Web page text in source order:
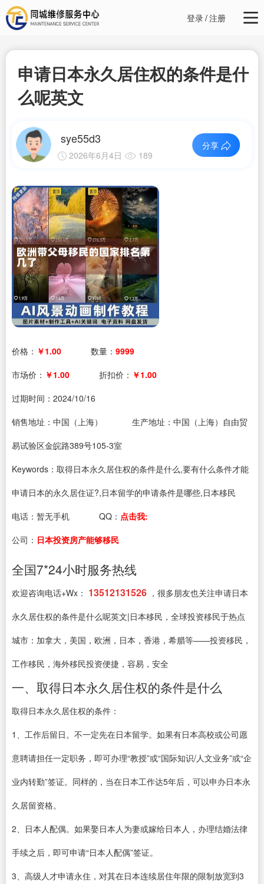
登录/注册
申请日本永久居住权的条件是什
么呢英文
sye55d3
2026年6月4日 189
分享
价格： ￥1.00 数量： 9999
市场价： ￥1.00 折扣价： ￥1.00
过期时间： 2024/10/16
销售地址：中国（上海）
生产地址：中国（上海）自由贸
易试验区金皖路389号105-3室
Keywords：取得日本永久居住权的条件是什么,要有什么条件才能
申请日本的永久居住证?,日本留学的申请条件是哪些,日本移民
电话： 暂无手机 QQ： 点击我:
公司： 日本投资房产能够移民
全国7*24小时服务热线
欢迎咨询电话+Wx： 13512131526 ，很多朋友也关注申请日本
永久居住权的条件是什么呢英文|日本移民，全球投资移民于热点
城市：加拿大，美国，欧洲，日本，香港，希腊等——投资移民，
工作移民，海外移民投资便捷，容易，安全
一、取得日本永久居住权的条件是什么
取得日本永久居住权的条件：
1、工作后留日。不一定先在日本留学。如果有日本高校或公司愿
意聘请担任一定职务，即可办理“教授”或“国际知识/人文业务”或“企
业内转勤”签证。同样的，当在日本工作达5年后，可以申办日本永
久居留资格。
2、日本人配偶。如果娶日本人为妻或嫁给日本人，办理结婚法律
手续之后，即可申请“日本人配偶”签证。
3、高级人才申请永住，对其在日本连续居住年限的限制放宽到3